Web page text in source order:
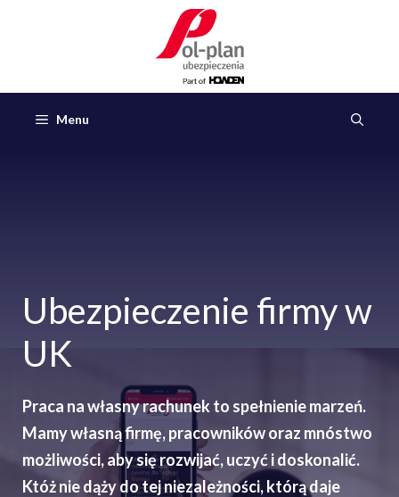
Menu
Ubezpieczenie firmy w
UK
Praca na własny rachunek to spełnienie marzeń.
Mamy własną firmę, pracowników oraz mnóstwo
możliwości, aby się rozwijać, uczyć i doskonalić.
Któż nie dąży do tej niezależności, którą daje